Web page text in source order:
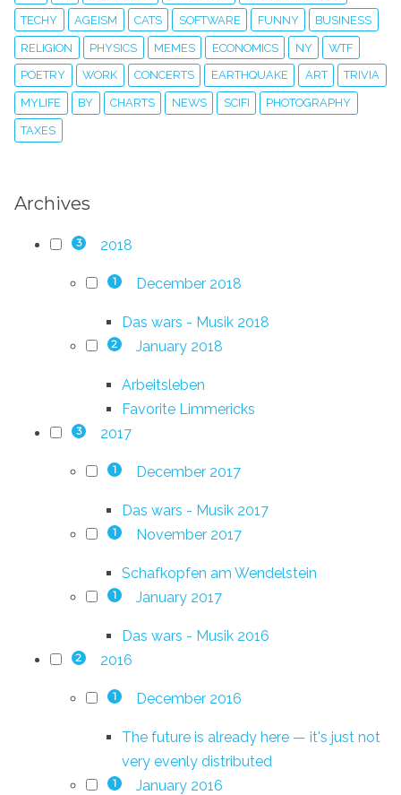
TECHY AGEISM CATS SOFTWARE FUNNY BUSINESS
RELIGION PHYSICS MEMES ECONOMICS NY WTF
POETRY WORK CONCERTS EARTHQUAKE ART TRIVIA
MYLIFE BY CHARTS NEWS SCIFI PHOTOGRAPHY
TAXES
Archives
3 2018
1 December 2018
Das wars - Musik 2018
2 January 2018
Arbeitsleben
Favorite Limmericks
3 2017
1 December 2017
Das wars - Musik 2017
1 November 2017
Schafkopfen am Wendelstein
1 January 2017
Das wars - Musik 2016
2 2016
1 December 2016
The future is already here — it's just not
very evenly distributed
1 January 2016